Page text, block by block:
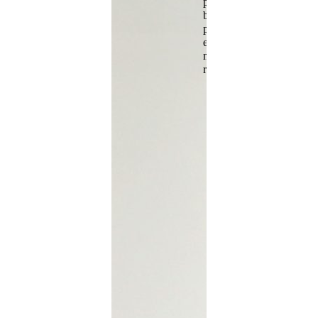
buenas prácticas
para construir
entornos laborales
más justos y
responsables.